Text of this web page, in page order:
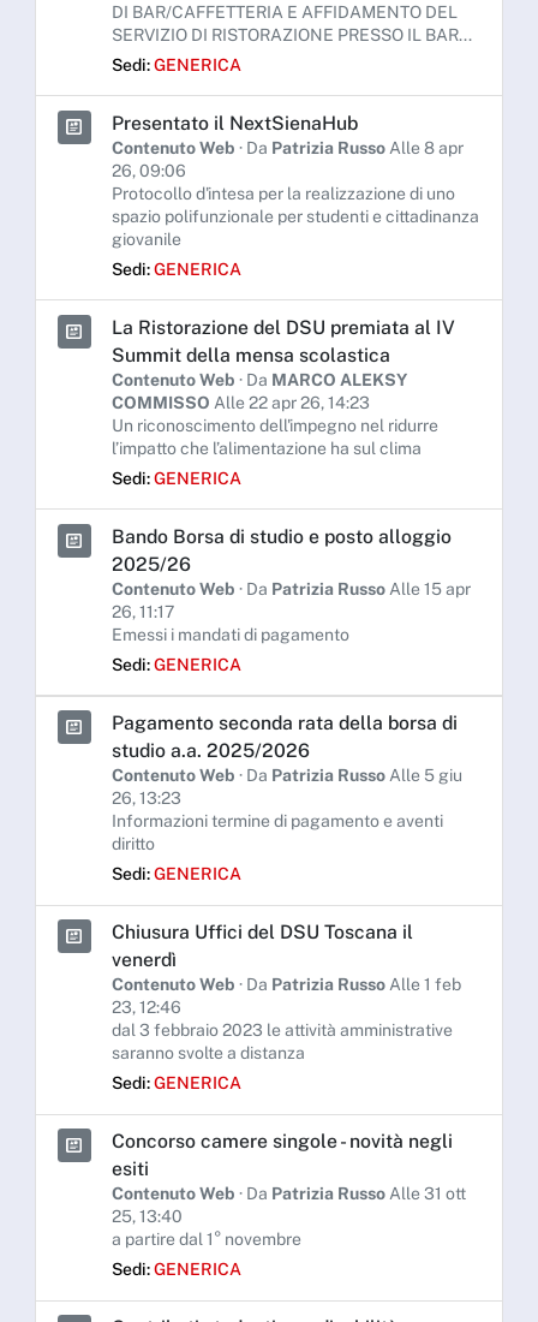
DI BAR/CAFFETTERIA E AFFIDAMENTO DEL
SERVIZIO DI RISTORAZIONE PRESSO IL BAR...
Sedi:GENERICA
Presentato il NextSienaHub
Contenuto Web · Da Patrizia Russo Alle 8 apr
26, 09:06
Protocollo d'intesa per la realizzazione di uno
spazio polifunzionale per studenti e cittadinanza
giovanile
Sedi:GENERICA
La Ristorazione del DSU premiata al IV
Summit della mensa scolastica
Contenuto Web · Da MARCO ALEKSY
COMMISSO Alle 22 apr 26, 14:23
Un riconoscimento dell'impegno nel ridurre
l’impatto che l’alimentazione ha sul clima
Sedi:GENERICA
Bando Borsa di studio e posto alloggio
2025/26
Contenuto Web · Da Patrizia Russo Alle 15 apr
26, 11:17
Emessi i mandati di pagamento
Sedi:GENERICA
Pagamento seconda rata della borsa di
studio a.a. 2025/2026
Contenuto Web · Da Patrizia Russo Alle 5 giu
26, 13:23
Informazioni termine di pagamento e aventi
diritto
Sedi:GENERICA
Chiusura Uffici del DSU Toscana il
venerdì
Contenuto Web · Da Patrizia Russo Alle 1 feb
23, 12:46
dal 3 febbraio 2023 le attività amministrative
saranno svolte a distanza
Sedi:GENERICA
Concorso camere singole - novità negli
esiti
Contenuto Web · Da Patrizia RussoAlle 31 ott
25, 13:40
a partire dal 1° novembre
Sedi:GENERICA